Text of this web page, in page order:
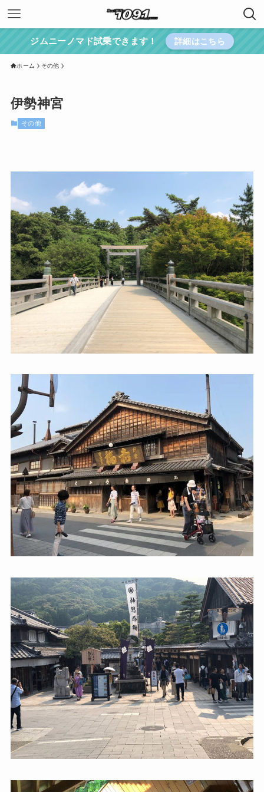
ジムニーノマド試乗できます！ 詳細はこちら
ホーム その他
伊勢神宮
その他